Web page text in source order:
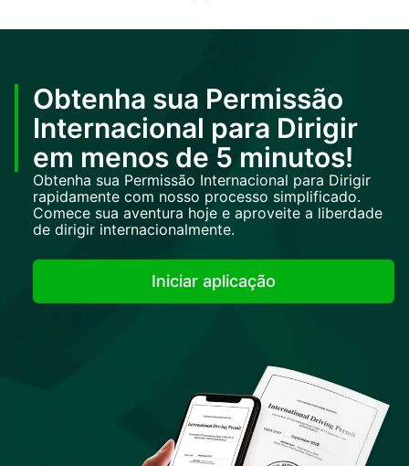
Obtenha sua Permissão
Internacional para Dirigir
em menos de 5 minutos!
Obtenha sua Permissão Internacional para Dirigir
rapidamente com nosso processo simplificado.
Comece sua aventura hoje e aproveite a liberdade
de dirigir internacionalmente.
Iniciar aplicação